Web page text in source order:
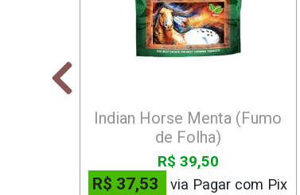
Indian Horse Menta (Fumo
de Folha)
R$ 39,50
R$ 37,53 via Pagar com Pix